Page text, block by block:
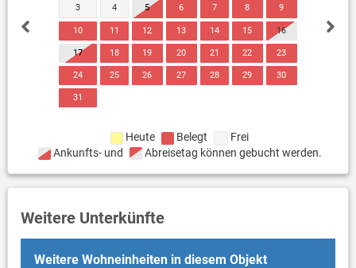
3 4 5 6 7 8 9
10 11 12 13 14 15 16
17 18 19 20 21 22 23
24 25 26 27 28 29 30
31
Heute Belegt
Frei
Ankunfts- und
Abreisetag können gebucht werden.
Weitere Unterkünfte
Weitere Wohneinheiten in diesem Objekt